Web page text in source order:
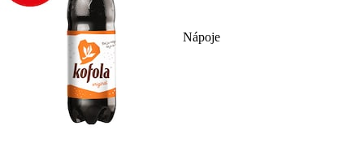
Nápoje